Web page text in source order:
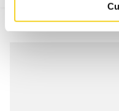
MIX & MATCH